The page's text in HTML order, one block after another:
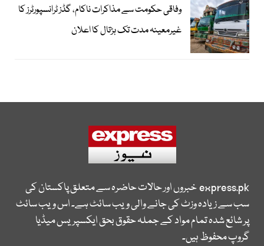
وفاقی حکومت سے مذاکرات ناکام، گڈز ٹرانسپورٹرز کا
غیرمعینہ مدت تک ہڑتال کا اعلان
express.pkخبروں اور حالات حاضرہ سے متعلق پاکستان کی
سب سے زیادہ وزٹ کی جانے والی ویب سائٹ ہے۔ اس ویب سائٹ
پر شائع شدہ تمام مواد کے جملہ حقوق بحق ایکسپریس میڈیا
گروپ محفوظ ہیں۔